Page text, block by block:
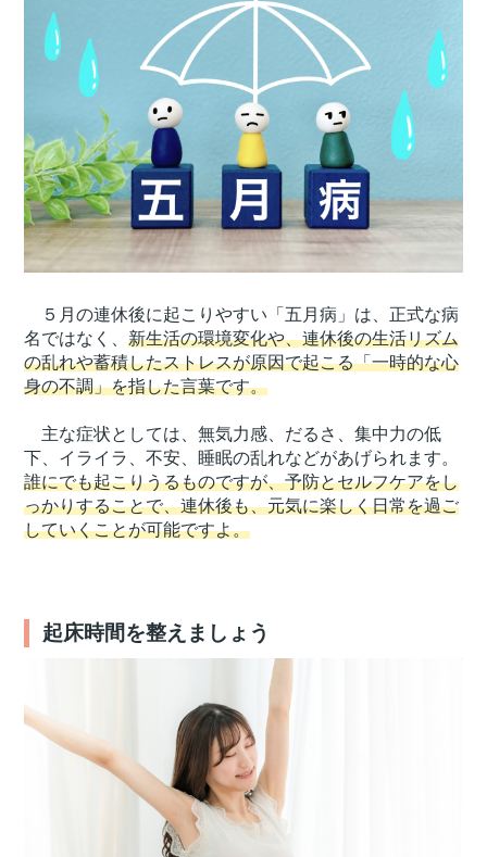
５月の連休後に起こりやすい「五月病」は、正式な病
名ではなく、新生活の環境変化や、連休後の生活リズム
の乱れや蓄積したストレスが原因で起こる「一時的な心
身の不調」を指した言葉です。
主な症状としては、無気力感、だるさ、集中力の低
下、イライラ、不安、睡眠の乱れなどがあげられます。
誰にでも起こりうるものですが、予防とセルフケアをし
っかりすることで、連休後も、元気に楽しく日常を過ご
していくことが可能ですよ。
起床時間を整えましょう